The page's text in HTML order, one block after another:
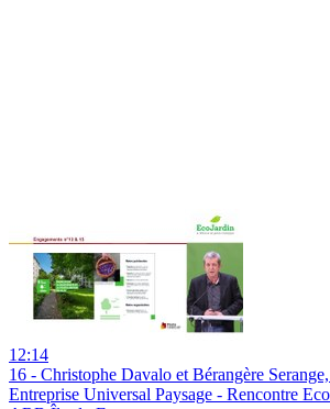
12:14
16 - Christophe Davalo et Bérangère
Entreprise Universal Paysage - Rencontre